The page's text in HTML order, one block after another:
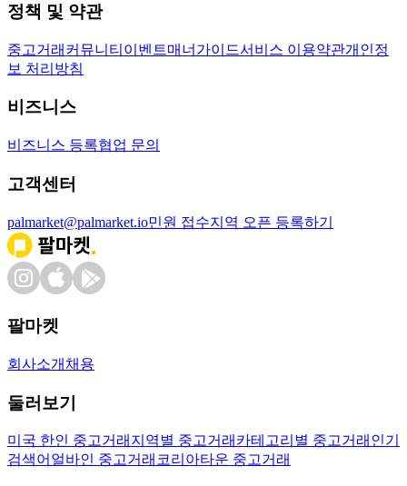
정책 및 약관
중고거래 커뮤니티 이벤트매너가이드서비스 이용약관개인정
보 처리방침
비즈니스
비즈니스 등록협업 문의
고객센터
palmarket@palmarket.io민원 접수지역 오픈 등록하기
팔마켓
회사소개 채용
둘러보기
미국 한인 중고거래 지역별 중고거래 카테고리별 중고거래 인기
검색어 얼바인 중고거래 코리아타운 중고거래